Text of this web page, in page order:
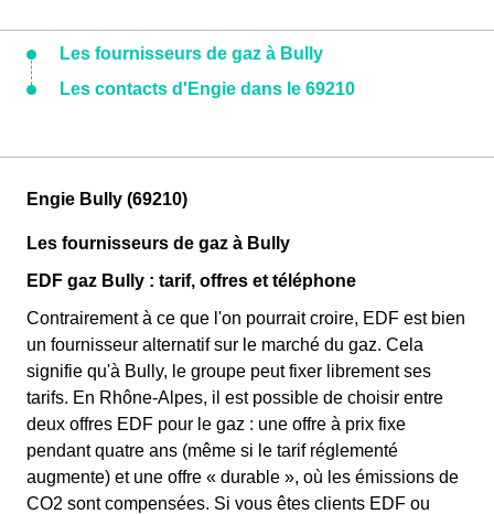
Les fournisseurs de gaz à Bully
Les contacts d'Engie dans le 69210
Engie Bully (69210)
Les fournisseurs de gaz à Bully
EDF gaz Bully : tarif, offres et téléphone
Contrairement à ce que l'on pourrait croire, EDF est bien
un fournisseur alternatif sur le marché du gaz. Cela
signifie qu'à Bully, le groupe peut fixer librement ses
tarifs. En Rhône-Alpes, il est possible de choisir entre
deux offres EDF pour le gaz : une offre à prix fixe
pendant quatre ans (même si le tarif réglementé
augmente) et une offre « durable », où les émissions de
CO2 sont compensées. Si vous êtes clients EDF ou